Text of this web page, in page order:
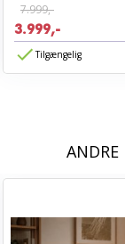
7.999,-
3.999,-
Tilgængelig
ANDRE